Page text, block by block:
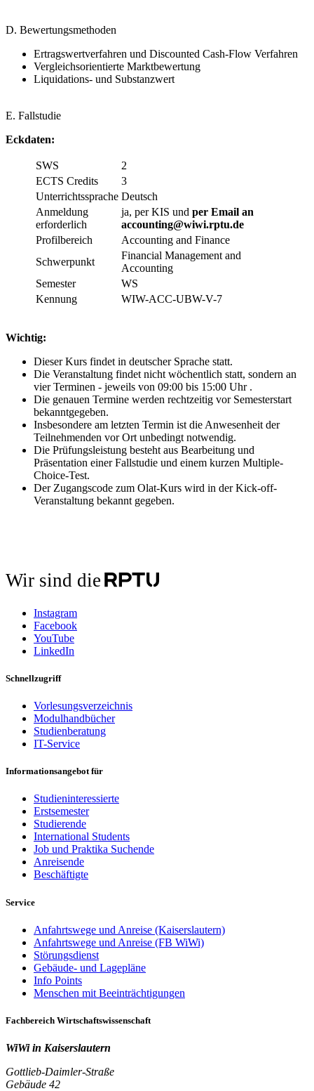
D. Bewertungsmethoden
Ertragswertverfahren und Discounted Cash-Flow Verfahren
Vergleichsorientierte Marktbewertung
Liquidations- und Substanzwert
E. Fallstudie
Eckdaten:
SWS
2
ECTS Credits
3
Unterrichtssprache Deutsch
Anmeldung
erforderlich
ja, per KIS und per Email an
accounting@wiwi.rptu.de
Profilbereich
Accounting and Finance
Schwerpunkt
Financial Management and
Accounting
Semester
WS
Kennung
WIW-ACC-UBW-V-7
Wichtig:
Dieser Kurs findet in deutscher Sprache statt.
Die Veranstaltung findet nicht wöchentlich statt, sondern an
vier Terminen - jeweils von 09:00 bis 15:00 Uhr .
Die genauen Termine werden rechtzeitig vor Semesterstart
bekanntgegeben.
Insbesondere am letzten Termin ist die Anwesenheit der
Teilnehmenden vor Ort unbedingt notwendig.
Die Prüfungsleistung besteht aus Bearbeitung und
Präsentation einer Fallstudie und einem kurzen Multiple-
Choice-Test.
Der Zugangscode zum Olat-Kurs wird in der Kick-off-
Veranstaltung bekannt gegeben.
Wir sind die
Instagram
Facebook
YouTube
LinkedIn
Schnellzugriff
Vorlesungsverzeichnis
Modulhandbücher
Studienberatung
IT-Service
Informationsangebot für
Studieninteressierte
Erstsemester
Studierende
International Students
Job und Praktika Suchende
Anreisende
Beschäftigte
Service
Anfahrtswege und Anreise (Kaiserslautern)
Anfahrtswege und Anreise (FB WiWi)
Störungsdienst
Gebäude- und Lagepläne
Info Points
Menschen mit Beeinträchtigungen
Fachbereich Wirtschaftswissenschaft
WiWi in Kaiserslautern
Gottlieb-Daimler-Straße
Gebäude 42